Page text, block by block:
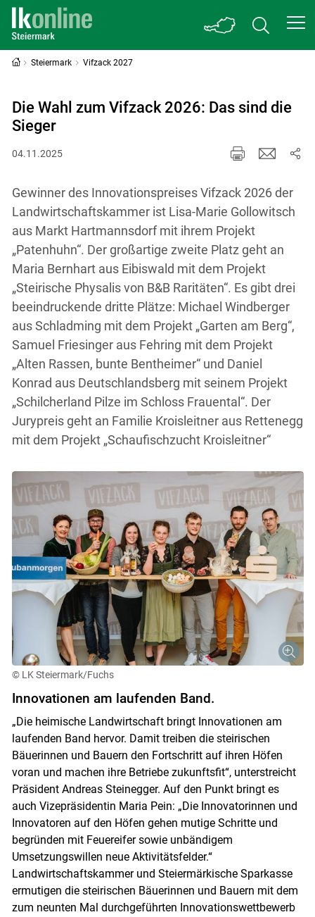
Steiermark Vifzack 2027
Die Wahl zum Vifzack 2026: Das sind die
Sieger
04.11.2025
Gewinner des Innovationspreises Vifzack 2026 der
Landwirtschaftskammer ist Lisa-Marie Gollowitsch
aus Markt Hartmannsdorf mit ihrem Projekt
„Patenhuhn“. Der großartige zweite Platz geht an
Maria Bernhart aus Eibiswald mit dem Projekt
„Steirische Physalis von B&B Raritäten“. Es gibt drei
beeindruckende dritte Plätze: Michael Windberger
aus Schladming mit dem Projekt „Garten am Berg“,
Samuel Friesinger aus Fehring mit dem Projekt
„Alten Rassen, bunte Bentheimer“ und Daniel
Konrad aus Deutschlandsberg mit seinem Projekt
„Schilcherland Pilze im Schloss Frauental“. Der
Jurypreis geht an Familie Kroisleitner aus Rettenegg
mit dem Projekt „Schaufischzucht Kroisleitner“
© LK Steiermark/Fuchs
Innovationen am laufenden Band.
„Die heimische Landwirtschaft bringt Innovationen am
laufenden Band hervor. Damit treiben die steirischen
Bäuerinnen und Bauern den Fortschritt auf ihren Höfen
voran und machen ihre Betriebe zukunftsfit“, unterstreicht
Präsident Andreas Steinegger. Auf den Punkt bringt es
auch Vizepräsidentin Maria Pein: „Die Innovatorinnen und
Innovatoren auf den Höfen gehen mutige Schritte und
begründen mit Feuereifer sowie unbändigem
Umsetzungswillen neue Aktivitätsfelder.“
Landwirtschaftskammer und Steiermärkische Sparkasse
ermutigen die steirischen Bäuerinnen und Bauern mit dem
zum neunten Mal durchgeführten Innovationswettbewerb